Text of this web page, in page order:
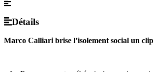
Détails
Marco Calliari brise l’isolement social un